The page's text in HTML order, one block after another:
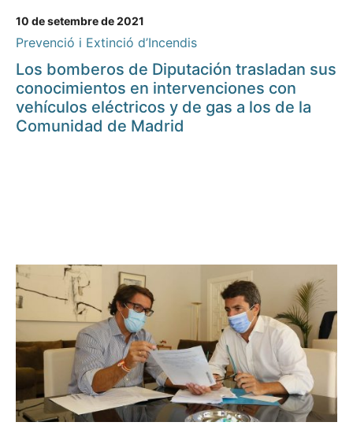
10 de setembre de 2021
Prevenció i Extinció d’Incendis
Los bomberos de Diputación trasladan sus
conocimientos en intervenciones con
vehículos eléctricos y de gas a los de la
Comunidad de Madrid